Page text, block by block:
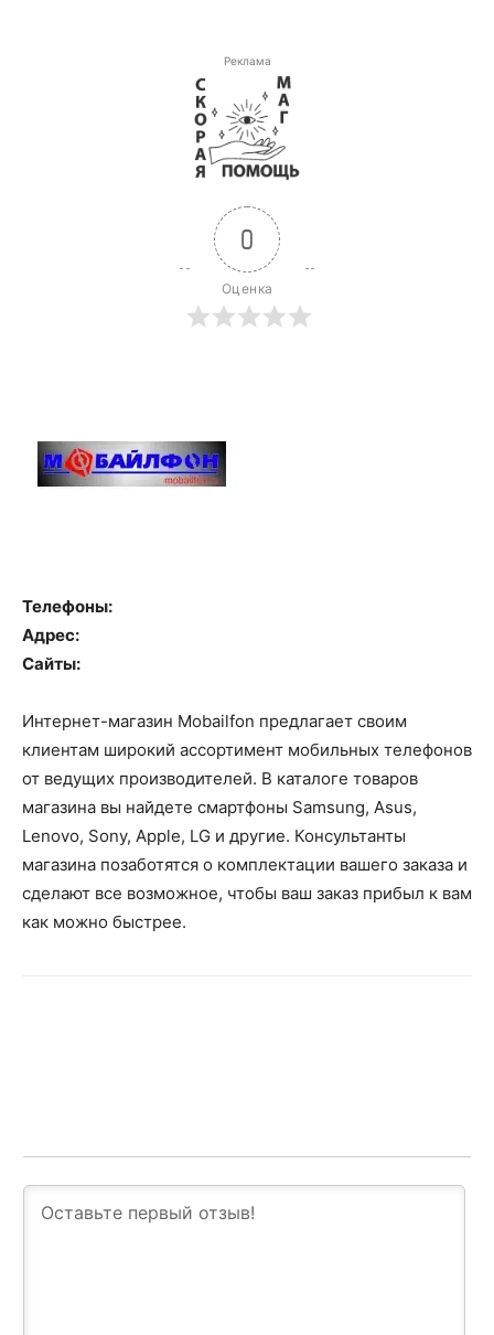
Реклама
0
Оценка
Телефоны:
Адрес:
Сайты:
Интернет-магазин Mobailfon предлагает своим
клиентам широкий ассортимент мобильных телефонов
от ведущих производителей. В каталоге товаров
магазина вы найдете смартфоны Samsung, Asus,
Lenovo, Sony, Apple, LG и другие. Консультанты
магазина позаботятся о комплектации вашего заказа и
сделают все возможное, чтобы ваш заказ прибыл к вам
как можно быстрее.